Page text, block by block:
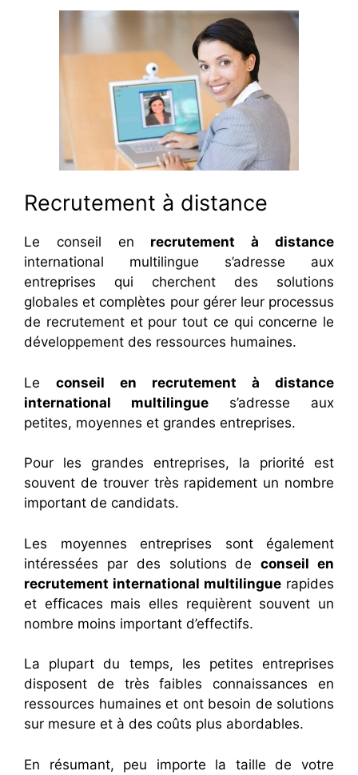
Recrutement à distance
Le conseil en recrutement à distance
international multilingue s’adresse aux
entreprises qui cherchent des solutions
globales et complètes pour gérer leur processus
de recrutement et pour tout ce qui concerne le
développement des ressources humaines.
Le conseil en recrutement à distance
international multilingue s’adresse aux
petites, moyennes et grandes entreprises.
Pour les grandes entreprises, la priorité est
souvent de trouver très rapidement un nombre
important de candidats.
Les moyennes entreprises sont également
intéressées par des solutions deconseil en
recrutement international multilingue rapides
et efficaces mais elles requièrent souvent un
nombre moins important d’effectifs.
La plupart du temps, les petites entreprises
disposent de très faibles connaissances en
ressources humaines et ont besoin de solutions
sur mesure et à des coûts plus abordables.
En résumant, peu importe la taille de votre